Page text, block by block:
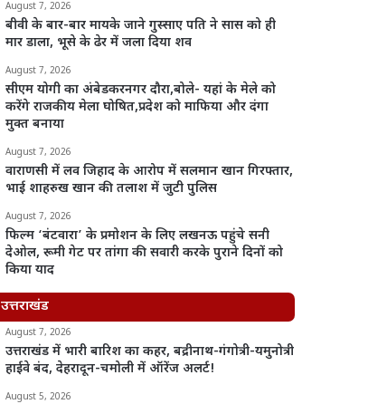
August 7, 2026
बीवी के बार-बार मायके जाने गुस्साए पति ने सास को ही
मार डाला, भूसे के ढेर में जला दिया शव
August 7, 2026
सीएम योगी का अंबेडकरनगर दौरा,बोले- यहां के मेले को
करेंगे राजकीय मेला घोषित,प्रदेश को माफिया और दंगा
मुक्त बनाया
August 7, 2026
वाराणसी में लव जिहाद के आरोप में सलमान खान गिरफ्तार,
भाई शाहरुख खान की तलाश में जुटी पुलिस
August 7, 2026
फिल्म ‘बंटवारा’ के प्रमोशन के लिए लखनऊ पहुंचे सनी
देओल, रूमी गेट पर तांगा की सवारी करके पुराने दिनों को
किया याद
उत्तराखंड
August 7, 2026
उत्तराखंड में भारी बारिश का कहर, बद्रीनाथ-गंगोत्री-यमुनोत्री
हाईवे बंद, देहरादून-चमोली में ऑरेंज अलर्ट!
August 5, 2026